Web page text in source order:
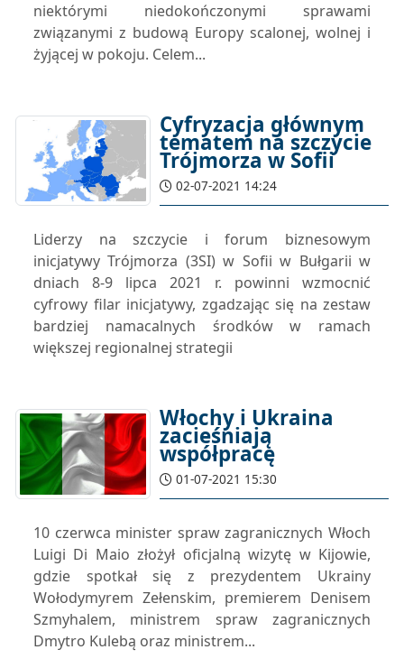
niektórymi niedokończonymi sprawami
związanymi z budową Europy scalonej, wolnej i
żyjącej w pokoju. Celem...
Cyfryzacja głównym
tematem na szczycie
Trójmorza w Sofii
02-07-2021 14:24
Liderzy na szczycie i forum biznesowym
inicjatywy Trójmorza (3SI) w Sofii w Bułgarii w
dniach 8-9 lipca 2021 r. powinni wzmocnić
cyfrowy filar inicjatywy, zgadzając się na zestaw
bardziej namacalnych środków w ramach
większej regionalnej strategii
Włochy i Ukraina
zacieśniają
współpracę
01-07-2021 15:30
10 czerwca minister spraw zagranicznych Włoch
Luigi Di Maio złożył oficjalną wizytę w Kijowie,
gdzie spotkał się z prezydentem Ukrainy
Wołodymyrem Zełenskim, premierem Denisem
Szmyhalem, ministrem spraw zagranicznych
Dmytro Kulebą oraz ministrem...